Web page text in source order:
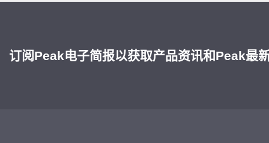
订阅Peak电子简报以获取产品资讯和Peak最